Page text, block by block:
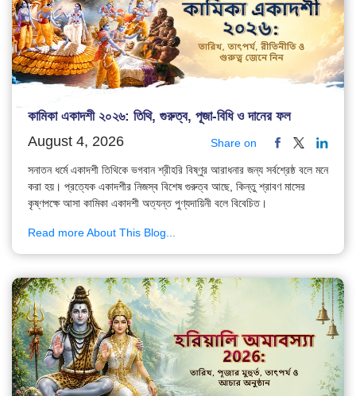
কামিকা একাদশী ২০২৬: তিথি, গুরুত্ব, পূজা-বিধি ও দানের ফল
August 4, 2026 Share on
সনাতন ধর্মে একাদশী তিথিকে ভগবান শ্রীহরি বিষ্ণুর আরাধনার জন্য সর্বশ্রেষ্ঠ বলে মনে
করা হয়। প্রত্যেক একাদশীর নিজস্ব বিশেষ গুরুত্ব আছে, কিন্তু শ্রাবণ মাসের
কৃষ্ণপক্ষে আসা কামিকা একাদশী অত্যন্ত পুণ্যদায়িনী বলে বিবেচিত।
Read more About This Blog...